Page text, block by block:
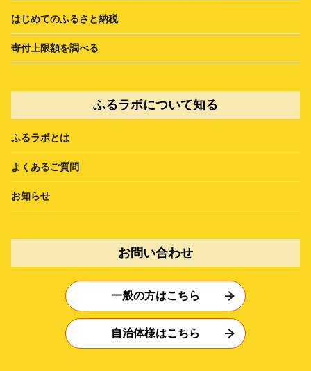
はじめてのふるさと納税
寄付上限額を調べる
ふるラボについて知る
ふるラボとは
よくあるご質問
お知らせ
お問い合わせ
一般の方はこちら
自治体様はこちら